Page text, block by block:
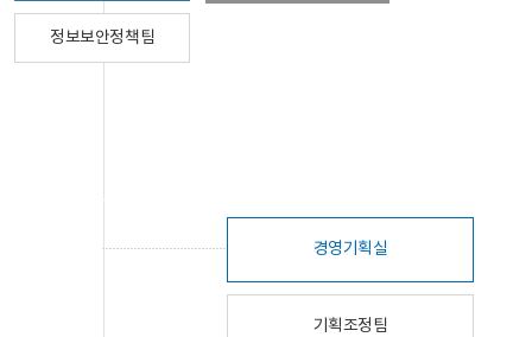
정보보안정책팀
경영기획실
기획조정팀